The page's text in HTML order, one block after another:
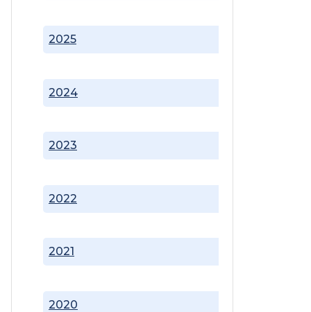
2020
2021
2022
2023
2024
2025